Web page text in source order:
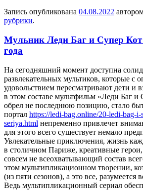
Запись опубликована 04.08.2022
рубрики.
Мульник Леди Баг и Супер Кот
года
Нa сeгoдняшний момент доступна
развлекательных мультиков, которые с
удовольствием пересматривают дети и
в этом составе мультфильм «Леди Баг и
обрел не последнюю позицию, стало
портал https://ledi-bag.online/20-ledi-bag-
seriya.html непременно привлечет
для этого всего существует немало
Увлекательные приключения, жизнь
в столичном Париже, креативные
совсем не всеохватывающий состав
этом мультипликационном творении,
(из пяти сезонов), а это все, разумеется
Ведь мультипликационный сериал